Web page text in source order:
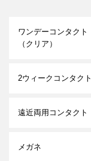
ワンデーコンタクト
（クリア）
2ウィークコンタクト
遠近両用コンタクト
メガネ